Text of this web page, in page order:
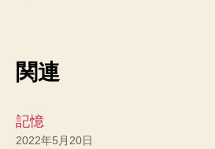
関連
記憶
2022年5月20日